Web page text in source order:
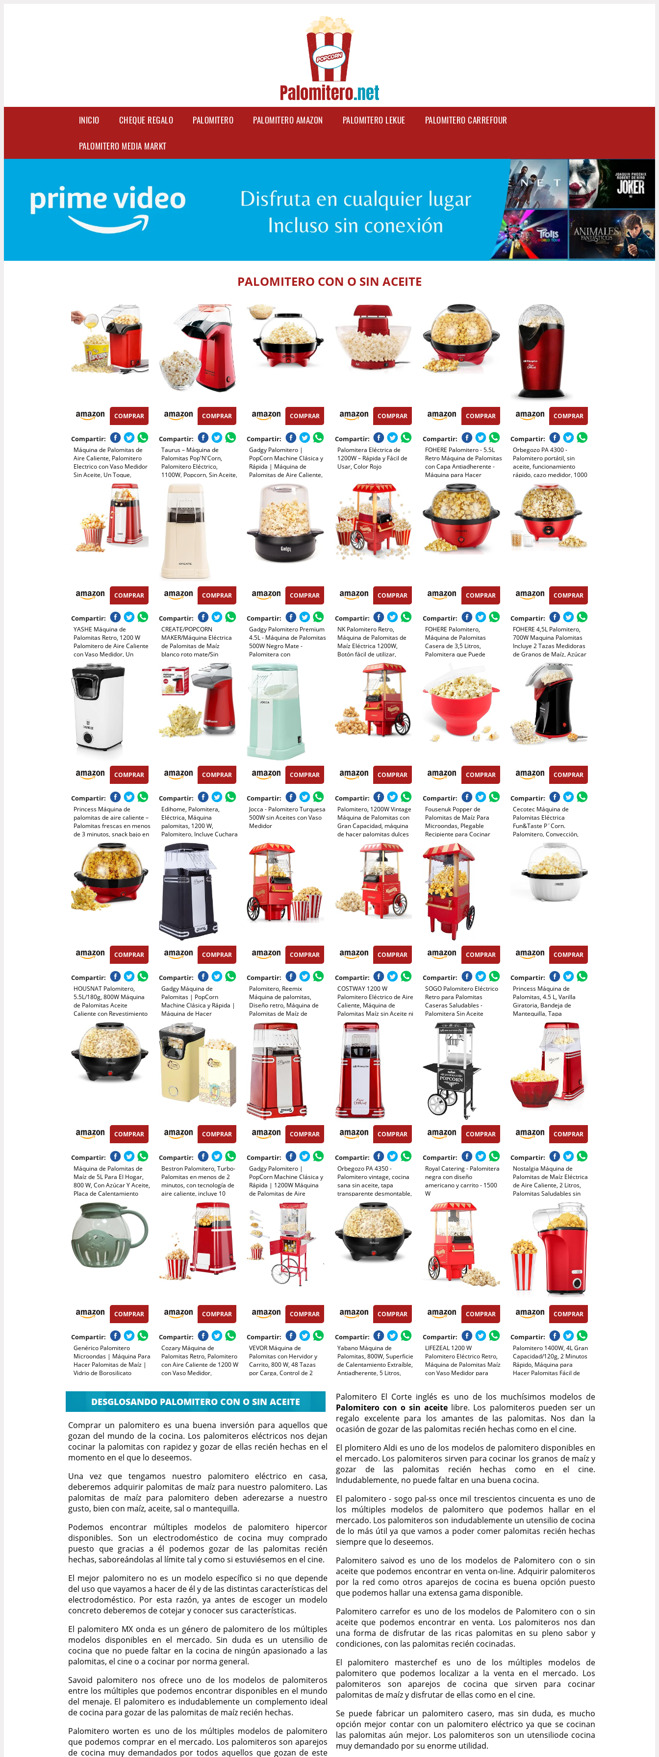
INICIO CHEQUE REGALO PALOMITERO PALOMITERO AMAZON PALOMITERO LEKUE PALOMITERO CARREFOUR
PALOMITERO MEDIA MARKT
PALOMITERO CON O SIN ACEITE
COMPRAR
Compartir:
Máquina de Palomitas de
Aire Caliente, Palomitero
Electrico con Vaso Medidor
Sin Aceite, Un Toque,
Palomitas en 3 MIN
Maquina Palomita Portátil
para Cine en Casa, Noches
de Película, Fiestas
COMPRAR
Compartir:
Taurus – Máquina de
Palomitas Pop'N'Corn,
Palomitero Eléctrico,
1100W, Popcorn, Sin Aceite,
Aire Caliente, Listas en 3
Minutos, Tapa
Transparente Dosificadora,
Compacto, Portátil, Fácil
Limpieza, Rojo
COMPRAR
Compartir:
Gadgy Palomitero |
PopCorn Machine Clásica y
Rápida | Máquina de
Palomitas de Aire Caliente,
Sin Aceite ni Grasa | Incluye
Vaso Medidor y Tapa
Superior Abatible |
Acabado Rojo Retro
COMPRAR
Compartir:
Palomitera Eléctrica de
1200W – Rápida y Fácil de
Usar, Color Rojo
COMPRAR
Compartir:
FOHERE Palomitero - 5.5L
Retro Máquina de Palomitas
con Capa Antiadherente -
Máquina para Hacer
Palomitas de Maíz Fácil de
Usar - Silencioso y
Rápido(entre 4 min) (Rojo)
COMPRAR
Compartir:
Orbegozo PA 4300 -
Palomitero portátil, sin
aceite, funcionamiento
rápido, cazo medidor, 1000
W, Rojo Metalizado
COMPRAR
Compartir:
YASHE Máquina de
Palomitas Retro, 1200 W
Palomitero de Aire Caliente
con Vaso Medidor, Un
Toque, Sin Aceite, Perfecto
para Cine en Casa, Noches
de Película, Fiestas
COMPRAR
Compartir:
CREATE/POPCORN
MAKER/Máquina Eléctrica
de Palomitas de Maíz
blanco roto mate/Sin
aceites o grasas, Fácil de
limpiar, Palomitas en 3 min,
80g de maiz por tanda,
Sitema de seguridad,
1200W
COMPRAR
Compartir:
Gadgy Palomitero Premium
4.5L - Máquina de Palomitas
500W Negro Mate -
Palomitera con
Revestimiento
Antiadherente y Varilla
Mezcladora - Palomitero
Eléctrico Ideal para Cine en
Casa
COMPRAR
Compartir:
NK Palomitero Retro,
Máquina de Palomitas de
Maíz Eléctrica 1200W,
Botón fácil de utilizar,
Preparación listas en 2
minutos, Aire Caliente,
Tamaño 0,3L, Portable,
Ideal para Casa
COMPRAR
Compartir:
FOHERE Palomitero,
Máquina de Palomitas
Casera de 3,5 Litros,
Palomitera que Puede
Antiadherente, Silenciosa y
Rápida, Adecuado Para Cine
en Casa
COMPRAR
Compartir:
FOHERE 4,5L Palomitero,
700W Maquina Palomitas
Incluye 2 Tazas Medidoras
de Granos de Maíz, Azúcar
y Aceite, Agitación
Automática Electrico
Palomitera para las
Vacaciones y las Noches de
Cine, Rojo
COMPRAR
Compartir:
Princess Máquina de
palomitas de aire caliente –
Palomitas frescas en menos
de 3 minutos, snack bajo en
calorías sin aceite, uso
rápido y fácil, perfecta para
el hogar y fiestas infantiles
COMPRAR
Compartir:
Edihome, Palomitera,
Eléctrica, Máquina
palomitas, 1200 W,
Palomitero, Incluye Cuchara
Dosificadora, Palomitas de
Maíz listas en 2 minutos,
Popcorn (Rojo)
COMPRAR
Compartir:
Jocca - Palomitero Turquesa
500W sin Aceites con Vaso
Medidor
COMPRAR
Compartir:
Palomitero, 1200W Vintage
Máquina de Palomitas con
Gran Capacidad, máquina
de hacer palomitas dulces
Aire Caliente Sin Grasa
AceitaLibre de BPA, Rojo
COMPRAR
Compartir:
Fousenuk Popper de
Palomitas de Maíz Para
Microondas, Plegable
Recipiente para Cocinar
Palomitas con Tapa y Asa,
Tazón de Palomitas de Maíz
de Silicona, Palomitero Bowl
sin Aceite Para Cocina
COMPRAR
Compartir:
Cecotec Máquina de
Palomitas Eléctrica
Fun&Taste P´Corn.
Palomitero, Convección,
Palomitas listas en 2 mins,
Incluye cuchara
dosificadora, Fácil limpieza,
Protección contra
sobrecalentamiento
COMPRAR
Compartir:
HOUSNAT Palomitero,
5.5L/180g, 800W Máquina
de Palomitas Aceite
Caliente con Revestimiento
Antiadherente y Plato de
Calentamiento Extraíble,
Silenciosa y Rápida, 2 Tazas
Medidoras
COMPRAR
Compartir:
Gadgy Máquina de
Palomitas | PopCorn
Machine Clásica y Rápida |
Máquina de Hacer
Palomitas de Aire Caliente,
Sin Aceite ni Grasa | Incluye
Vaso Medidor y Tapa
Superior Abatible |
Acabado Negro Retro
COMPRAR
Compartir:
Palomitero, Reemix
Máquina de palomitas,
Diseño retro, Máquina de
Palomitas de Maíz de
1200W sin Aceite ni
Mantequilla, Fácil de Usar y
Limpiar, Segura y Duradera,
Ideal para Fiestas
COMPRAR
Compartir:
COSTWAY 1200 W
Palomitero Eléctrico de Aire
Caliente, Máquina de
Palomitas Maíz sin Aceite ni
Grasas, 12 Tazas con Vaso
Medidor, Palomitera Retra
de Sobremesa para Hogar,
Cine, Fiesta
COMPRAR
Compartir:
SOGO Palomitero Eléctrico
Retro para Palomitas
Caseras Saludables -
Palomitera Sin Aceite
1200W Estilo Vintage Tipo
Carrito - Máquina de Hacer
Palomitas de Maíz Fácil de
Usar y Limpiar
COMPRAR
Compartir:
Princess Máquina de
Palomitas, 4.5 L, Varilla
Giratoria, Bandeja de
Mantequilla, Tapa
Transparente, Bol
Reversible, Fácil de Limpiar,
Diseño Compacto,
Antideslizante, 450 W,
COMPRAR
Compartir:
Máquina de Palomitas de
Maíz de 5L Para El Hogar,
800 W, Con Azúcar Y Aceite,
Placa de Calentamiento
Antiadherente Extraíble,
Mezclador Automático,
Tapa Transparente Como
Recipiente (Negro)
COMPRAR
Compartir:
Bestron Palomitero, Turbo-
Palomitas en menos de 2
minutos, con tecnología de
aire caliente, incluye 10
bolsas de palomitas y taza
medidora integrada,
colección Sweet Dreams,
Color: Amarillo
COMPRAR
Compartir:
Gadgy Palomitero |
PopCorn Machine Clásica y
Rápida | 1200W Máquina
de Palomitas de Aire
Caliente, Sin Aceite ni Grasa
| Incluye Vaso Medidor y
Tapa Superior Abatible |
Rojo Retro
COMPRAR
Compartir:
Orbegozo PA 4350 -
Palomitero vintage, cocina
sana sin aceite, tapa
transparente desmontable,
funcionamiento rapido en 3
minutos, fácil de usar, 1200
COMPRAR
Compartir:
Royal Catering - Palomitera
negra con diseño
americano y carrito - 1500
W
COMPRAR
Compartir:
Nostalgia Máquina de
Palomitas de Maíz Eléctrica
de Aire Caliente, 2 Litros,
Palomitas Saludables sin
Aceite con Cucharilla
Medidora, Rojo Retro
COMPRAR
Compartir:
Genérico Palomitero
Microondas | Máquina Para
Hacer Palomitas de Maíz |
Vidrio de Borosilicato
Lavavajillas
COMPRAR
Compartir:
Cozary Máquina de
Palomitas Retro, Palomitero
con Aire Caliente de 1200 W
con Vaso Medidor,
Minutos,Un Toque, Sin
Aceite, para Cine en Casa,
Noches de Película,
Navidad, Fiestas
COMPRAR
Compartir:
VEVOR Máquina de
Palomitas con Hervidor y
Carrito, 800 W, 48 Tazas
por Carga, Control de 2
Puerta de Policarbonato, 1
Cucharada y 3 Cucharas,
Tojo, para 6-8 Personas
COMPRAR
Compartir:
Yabano Máquina de
Palomitas, 800W, Superficie
de Calentamiento Extraíble,
Antiadherente, 5 Litros,
Cómodo,sin BPA, Negro
COMPRAR
Compartir:
LIFEZEAL 1200 W
Palomitero Eléctrico Retro,
Máquina de Palomitas Maíz
con Vaso Medidor para
Aceite, Palomitera de
Encimera para Casa, Cine,
Fiesta
COMPRAR
Compartir:
Palomitero 1400W, 4L Gran
Capacidad/120g, 2 Minutos
Rápido, Máquina para
Hacer Palomitas Fácil de
de Cine, Navidad,
Aniversario para Niños
DESGLOSANDO PALOMITERO CON O SIN ACEITE
Comprar un palomitero es una buena inversión para aquellos que
gozan del mundo de la cocina. Los palomiteros eléctricos nos dejan
cocinar la palomitas con rapidez y gozar de ellas recién hechas en el
momento en el que lo deseemos.
Una vez que tengamos nuestro palomitero eléctrico en casa,
deberemos adquirir palomitas de maíz para nuestro palomitero. Las
palomitas de maíz para palomitero deben aderezarse a nuestro
gusto, bien con maíz, aceite, sal o mantequilla.
Podemos encontrar múltiples modelos de palomitero hipercor
disponibles. Son un electrodoméstico de cocina muy comprado
puesto que gracias a él podemos gozar de las palomitas recién
hechas, saboreándolas al límite tal y como si estuviésemos en el cine.
El mejor palomitero no es un modelo específico si no que depende
del uso que vayamos a hacer de él y de las distintas características del
electrodoméstico. Por esta razón, ya antes de escoger un modelo
concreto deberemos de cotejar y conocer sus características.
El palomitero MX onda es un género de palomitero de los múltiples
modelos disponibles en el mercado. Sin duda es un utensilio de
cocina que no puede faltar en la cocina de ningún apasionado a las
palomitas, el cine o a cocinar por norma general.
Savoid palomitero nos ofrece uno de los modelos de palomiteros
entre los múltiples que podemos encontrar disponibles en el mundo
del menaje. El palomitero es indudablemente un complemento ideal
de cocina para gozar de las palomitas de maíz recién hechas.
Palomitero worten es uno de los múltiples modelos de palomitero
que podemos comprar en el mercado. Los palomiteros son aparejos
de cocina muy demandados por todos aquellos que gozan de este
Palomitero El Corte inglés es uno de los muchísimos modelos de
Palomitero con o sin aceite libre. Los palomiteros pueden ser un
regalo excelente para los amantes de las palomitas. Nos dan la
ocasión de gozar de las palomitas recién hechas como en el cine.
El plomitero Aldi es uno de los modelos de palomitero disponibles en
el mercado. Los palomiteros sirven para cocinar los granos de maíz y
gozar de las palomitas recién hechas como en el cine.
Indudablemente, no puede faltar en una buena cocina.
El palomitero - sogo pal-ss once mil trescientos cincuenta es uno de
los múltiples modelos de palomitero que podemos hallar en el
mercado. Los palomiteros son indudablemente un utensilio de cocina
de lo más útil ya que vamos a poder comer palomitas recién hechas
siempre que lo deseemos.
Palomitero saivod es uno de los modelos de Palomitero con o sin
aceite que podemos encontrar en venta on-line. Adquirir palomiteros
por la red como otros aparejos de cocina es buena opción puesto
que podemos hallar una extensa gama disponible.
Palomitero carrefor es uno de los modelos de Palomitero con o sin
aceite que podemos encontrar en venta. Los palomiteros nos dan
una forma de disfrutar de las ricas palomitas en su pleno sabor y
condiciones, con las palomitas recién cocinadas.
El palomitero masterchef es uno de los múltiples modelos de
palomitero que podemos localizar a la venta en el mercado. Los
palomiteros son aparejos de cocina que sirven para cocinar
palomitas de maíz y disfrutar de ellas como en el cine.
Se puede fabricar un palomitero casero, mas sin duda, es mucho
opción mejor contar con un palomitero eléctrico ya que se cocinan
las palomitas aún mejor. Los palomiteros son un utensiliode cocina
muy demandado por su enorme utilidad.